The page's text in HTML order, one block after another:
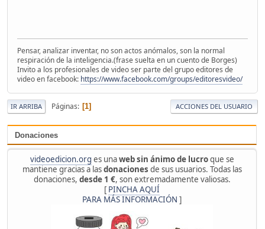
Donaciones
videoedicion.org es unaweb sin ánimo de lucroque se
mantiene gracias a lasdonaciones de sus usuarios. Todas las
donaciones, desde 1 €, son extremadamente valiosas.
[ PINCHA AQUÍ
PARA MÁS INFORMACIÓN ]
Pensar, analizar inventar, no son actos anómalos, son la normal
respiración de la inteligencia.(frase suelta en un cuento de Borges)
Invito a los profesionales de video ser parte del grupo editores de
video en facebook: https://www.facebook.com/groups/editoresvideo/
IR ARRIBA Páginas 1 ACCIONES DEL USUARIO